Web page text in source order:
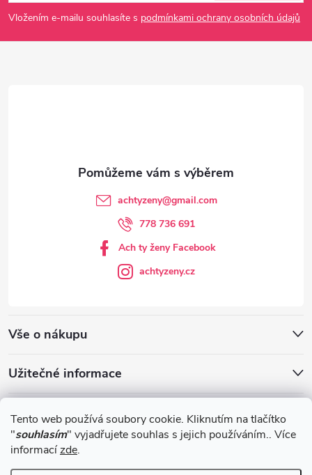
Tento web používá soubory cookie. Kliknutím na tlačítko
"souhlasím" vyjadřujete souhlas s jejich používáním.. Více
informacízde.
pVložením e-mailu souhlasíte s podmínkami ochrany osobních údajů
Vše o nákupu
Užitečné informace
achtyzeny@gmail.com
778 736 691
Ach ty ženy Facebook
achtyzeny.cz
Blog